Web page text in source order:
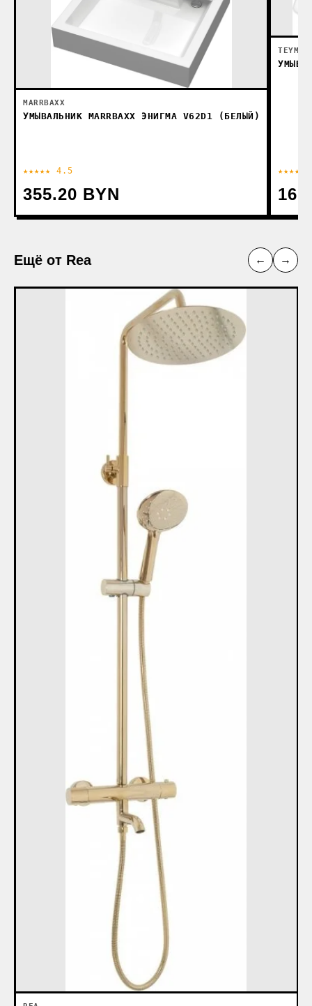
MARRBAXX
УМЫВАЛЬНИК MARRBAXX ЭНИГМА V62D1 (БЕЛЫЙ)
★★★★★ 4.5
355.20 BYN
TEYMI
★★★★★
Ещё от Rea ← →